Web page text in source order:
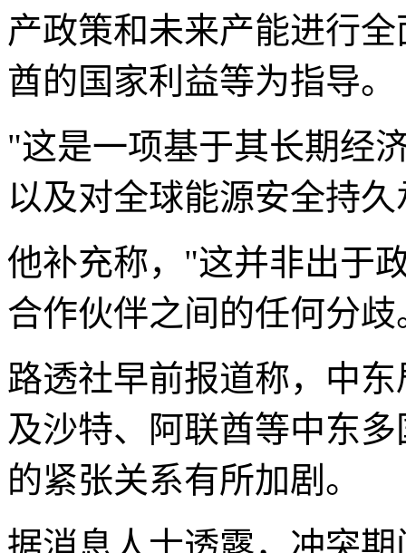
产政策和未来产能进行
酋的国家利益等为指导。
"这是一项基于其长期经
以及对全球能源安全持
他补充称，"这并非出于
合作伙伴之间的任何分歧
路透社早前报道称，中
及沙特、阿联酋等中东
的紧张关系有所加剧。
据消息人士透露，冲突